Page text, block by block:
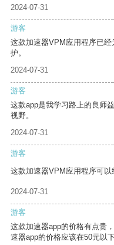
2024-07-31
游客
这款加速器VPM应用程序已
护。
2024-07-31
游客
这款app是我学习路上的良师
视野。
2024-07-31
游客
这款加速器VPM应用程序可以
2024-07-31
游客
这款加速器app的价格有点贵
速器app的价格应该在50元以